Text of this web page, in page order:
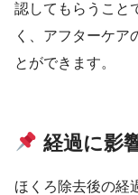
認してもらうこと
く、アフターケア
とができます。
経過に影
ほくろ除去後の経